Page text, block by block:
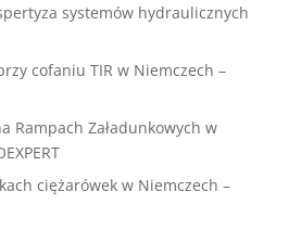
systemów hydraulicznych
cofaniu TIR w Niemczech –
Rampach Załadunkowych w
ciężarówek w Niemczech –